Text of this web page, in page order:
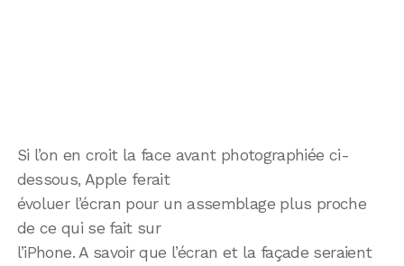
Si l’on en croit la face avant photographiée ci-
dessous, Apple ferait
évoluer l’écran pour un assemblage plus proche
de ce qui se fait sur
l’iPhone. A savoir que l’écran et la façade seraient